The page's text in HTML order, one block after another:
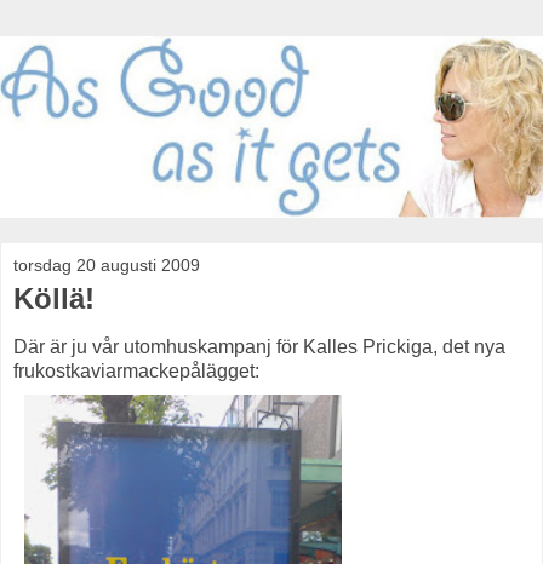
torsdag 20 augusti 2009
Köllä!
Där är ju vår utomhuskampanj för Kalles Prickiga, det nya
frukostkaviarmackepålägget: